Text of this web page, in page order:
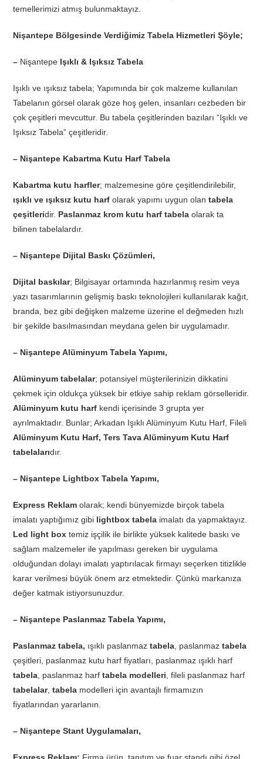
temellerimizi atmış bulunmaktayız.
Nişantepe Bölgesinde Verdiğimiz Tabela Hizmetleri Şöyle;
– Nişantepe Işıklı & Işıksız Tabela
Işıklı ve ışıksız tabela; Yapımında bir çok malzeme kullanılan
Tabelanın görsel olarak göze hoş gelen, insanları cezbeden bir
çok çeşitleri mevcuttur. Bu tabela çeşitlerinden bazıları “Işıklı ve
Işıksız Tabela” çeşitleridir.
– Nişantepe Kabartma Kutu Harf Tabela
Kabartma kutu harfler; malzemesine göre çeşitlendirilebilir,
ışıklı ve ışıksız kutu harf olarak yapımı uygun olantabela
çeşitleridir. Paslanmaz krom kutu harf tabela olarak ta
bilinen tabelalardır.
– Nişantepe Dijital Baskı Çözümleri,
Dijital baskılar; Bilgisayar ortamında hazırlanmış resim veya
yazı tasarımlarının gelişmiş baskı teknolojileri kullanılarak kağıt,
branda, bez gibi değişken malzeme üzerine el değmeden hızlı
bir şekilde basılmasından meydana gelen bir uygulamadır.
– Nişantepe Alüminyum Tabela Yapımı,
Alüminyum tabelalar; potansiyel müşterilerinizin dikkatini
çekmek için oldukça yüksek bir etkiye sahip reklam görselleridir.
Alüminyum kutu harf kendi içerisinde 3 grupta yer
ayrılmaktadır. Bunlar; Arkadan Işıklı Alüminyum Kutu Harf, Fileli
Alüminyum Kutu Harf, Ters Tava Alüminyum Kutu Harf
tabelalarıdır.
– Nişantepe Lightbox Tabela Yapımı,
Express Reklam olarak; kendi bünyemizde birçok tabela
imalatı yaptığımız gibi lightbox tabela imalatı da yapmaktayız.
Led light box temiz işçilik ile birlikte yüksek kalitede baskı ve
sağlam malzemeler ile yapılması gereken bir uygulama
olduğundan dolayı imalatı yaptırılacak firmayı seçerken titizlikle
karar verilmesi büyük önem arz etmektedir. Çünkü markanıza
değer katmak istiyorsunuzdur.
– Nişantepe Paslanmaz Tabela Yapımı,
Paslanmaz tabela, ışıklı paslanmaztabela , paslanmaztabela
çeşitleri, paslanmaz kutu harf fiyatları, paslanmaz ışıklı harf
tabela , paslanmaz harftabela modelleri , fileli paslanmaz harf
tabelalar,tabela modelleri için avantajlı firmamızın
fiyatlarından yararlanın.
– Nişantepe Stant Uygulamaları,